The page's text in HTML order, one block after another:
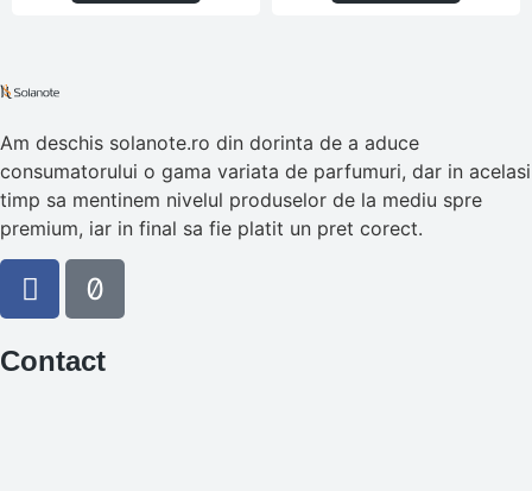
Am deschis solanote.ro din dorinta de a aduce
consumatorului o gama variata de parfumuri, dar in acelasi
timp sa mentinem nivelul produselor de la mediu spre
premium, iar in final sa fie platit un pret corect.
Contact